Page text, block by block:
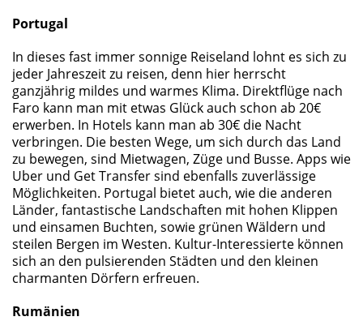
Portugal
In dieses fast immer sonnige Reiseland lohnt es sich zu
jeder Jahreszeit zu reisen, denn hier herrscht
ganzjährig mildes und warmes Klima. Direktflüge nach
Faro kann man mit etwas Glück auch schon ab 20€
erwerben. In Hotels kann man ab 30€ die Nacht
verbringen. Die besten Wege, um sich durch das Land
zu bewegen, sind Mietwagen, Züge und Busse. Apps wie
Uber und Get Transfer sind ebenfalls zuverlässige
Möglichkeiten. Portugal bietet auch, wie die anderen
Länder, fantastische Landschaften mit hohen Klippen
und einsamen Buchten, sowie grünen Wäldern und
steilen Bergen im Westen. Kultur-Interessierte können
sich an den pulsierenden Städten und den kleinen
charmanten Dörfern erfreuen.
Rumänien